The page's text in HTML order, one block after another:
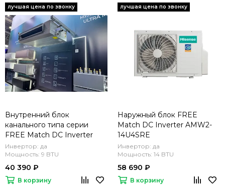
Внутренний блок
канального типа серии
FREE Match DC Inverter
R32 AMD-09UX4RBL8
Инвертор: да
Мощность: 9 BTU
40 390 ₽
В корзину
Наружный блок FREE
Match DC Inverter AMW2-
14U4SRE
Инвертор: да
Мощность: 14 BTU
58 690 ₽
В корзину